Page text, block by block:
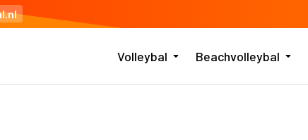
Volleybal Beachvolleybal